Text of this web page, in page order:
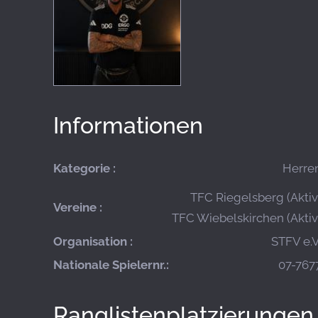
Informationen
Kategorie :
Vereine :
TFC Riegelsberg
TFC Wiebelskirchen
Organisation :
STFV
Nationale Spielernr.:
07-